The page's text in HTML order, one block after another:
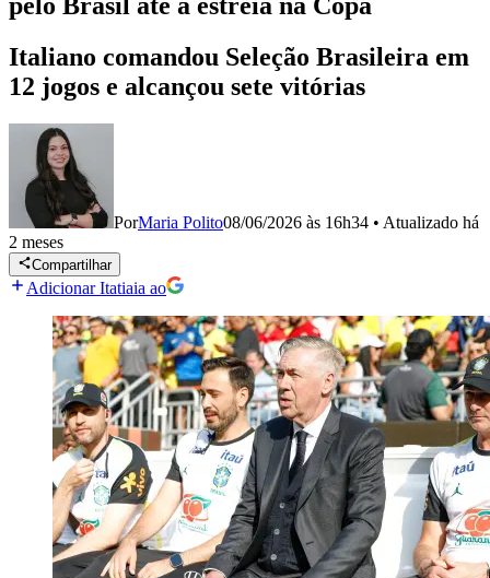
Italiano comandou Seleção Brasileira em
12 jogos e alcançou sete vitórias
PorMaria Polito08/06/2026 às 16h34 • Atualizado há
2 meses
Compartilhar
Adicionar Itatiaia ao